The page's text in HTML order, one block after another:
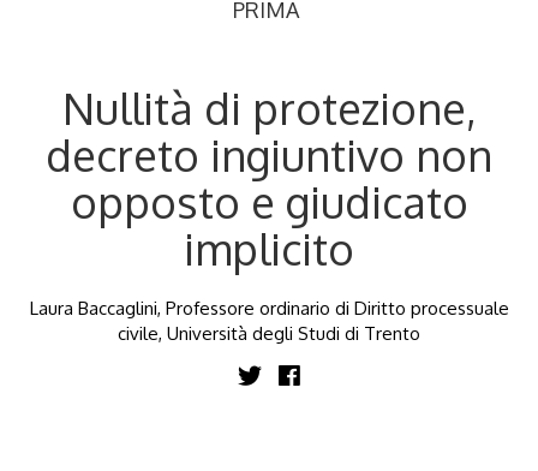
PRIMA
Nullità di protezione,
decreto ingiuntivo non
opposto e giudicato
implicito
Laura Baccaglini, Professore ordinario di Diritto processuale
civile, Università degli Studi di Trento